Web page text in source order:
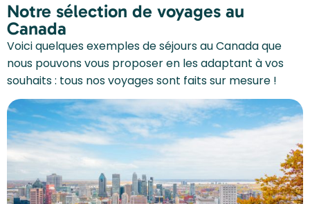
Notre sélection de voyages au
Canada
Voici quelques exemples de séjours au Canada que
nous pouvons vous proposer en les adaptant à vos
souhaits : tous nos voyages sont faits sur mesure !